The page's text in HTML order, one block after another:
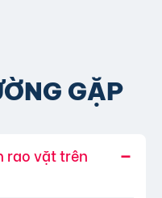
GẶP
rao vặt trên